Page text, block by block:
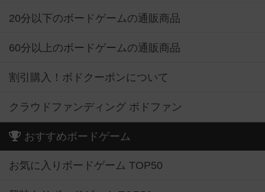
20分以下のボードゲームの通販商品
60分以上のボードゲームの通販商品
割引購入！ボドクーポンについて
クラウドファンディング ボドファン
おすすめボードゲーム
お気に入りボードゲーム TOP50